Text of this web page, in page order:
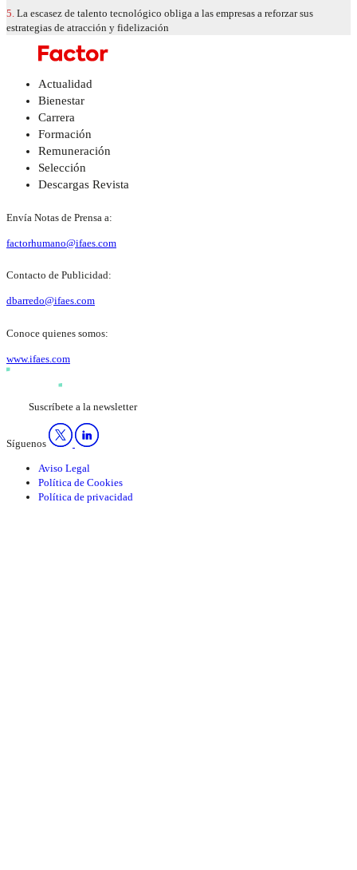
5. La escasez de talento tecnológico obliga a las empresas a reforzar sus
estrategias de atracción y fidelización
Actualidad
Bienestar
Carrera
Formación
Remuneración
Selección
Descargas Revista
Envía Notas de Prensa a:
factorhumano@ifaes.com
Contacto de Publicidad:
dbarredo@ifaes.com
Conoce quienes somos:
www.ifaes.com
Suscríbete a la newsletter
Síguenos
Aviso Legal
Política de Cookies
Política de privacidad